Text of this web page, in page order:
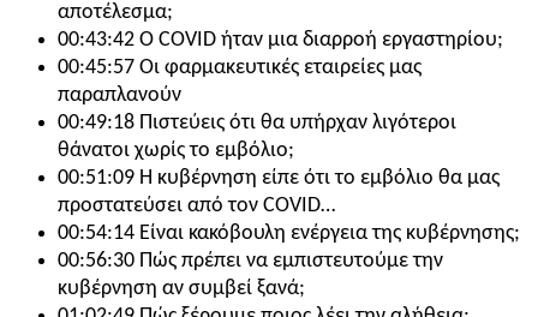
αποτέλεσμα;
00:43:42 Ο COVID ήταν μια διαρροή εργαστηρίου;
00:45:57 Οι φαρμακευτικές εταιρείες μας
παραπλανούν
00:49:18 Πιστεύεις ότι θα υπήρχαν λιγότεροι
θάνατοι χωρίς το εμβόλιο;
00:51:09 Η κυβέρνηση είπε ότι το εμβόλιο θα μας
προστατεύσει από τον COVID…
00:54:14 Είναι κακόβουλη ενέργεια της κυβέρνησης;
00:56:30 Πώς πρέπει να εμπιστευτούμε την
κυβέρνηση αν συμβεί ξανά;